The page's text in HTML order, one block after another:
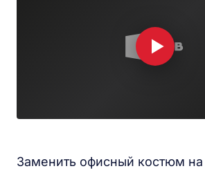
Заменить офисный костюм на